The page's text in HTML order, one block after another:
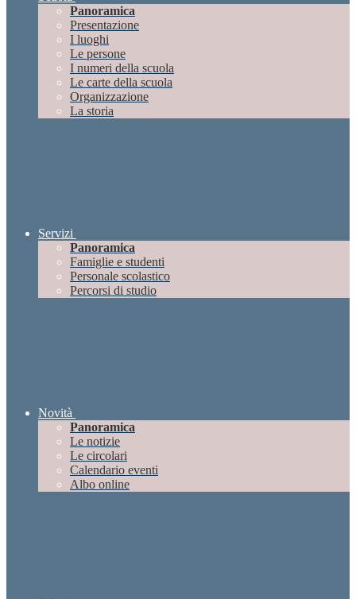
Panoramica
Presentazione
I luoghi
Le persone
I numeri della scuola
Le carte della scuola
Organizzazione
La storia
Servizi
Panoramica
Famiglie e studenti
Personale scolastico
Percorsi di studio
Novità
Panoramica
Le notizie
Le circolari
Calendario eventi
Albo online